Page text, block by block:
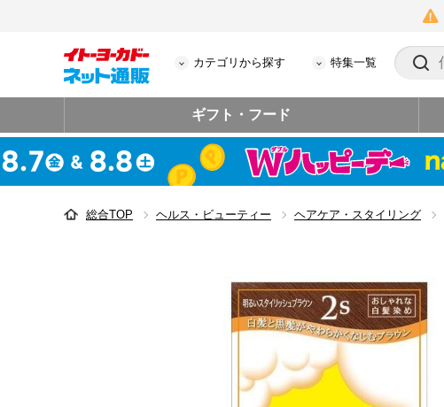
カテゴリから探す 特集一覧
ギフト・フード
総合TOP ヘルス・ビューティー ヘアケア・スタイリング